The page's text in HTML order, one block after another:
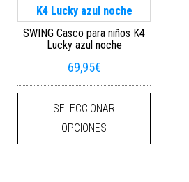
SWING Casco para niños K4
Lucky azul noche
69,95€
SELECCIONAR
OPCIONES
Este